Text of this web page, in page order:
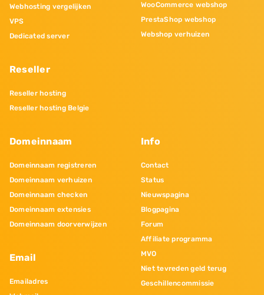
Webhosting vergelijken
VPS
Dedicated server
Reseller
Reseller hosting
Reseller hosting Belgie
WooCommerce webshop
PrestaShop webshop
Webshop verhuizen
Domeinnaam
Domeinnaam registreren
Domeinnaam verhuizen
Domeinnaam checken
Domeinnaam extensies
Domeinnaam doorverwijzen
Email
Emailadres
Info
Contact
Status
Nieuwspagina
Blogpagina
Forum
Affiliate programma
MVO
Niet tevreden geld terug
Geschillencommissie